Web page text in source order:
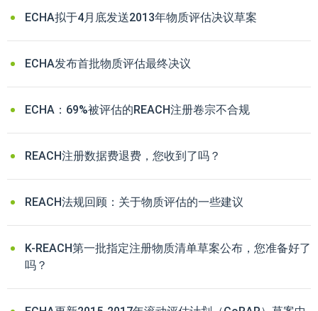
ECHA拟于4月底发送2013年物质评估决议草案
ECHA发布首批物质评估最终决议
ECHA：69%被评估的REACH注册卷宗不合规
REACH注册数据费退费，您收到了吗？
REACH法规回顾：关于物质评估的一些建议
K-REACH第一批指定注册物质清单草案公布，您准备好了
吗？